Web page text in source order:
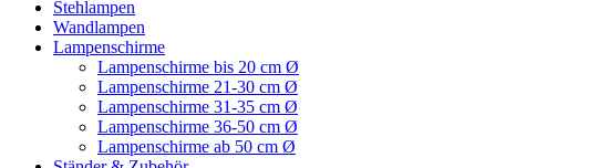
Stehlampen
Wandlampen
Lampenschirme
Lampenschirme bis 20 cm Ø
Lampenschirme 21-30 cm Ø
Lampenschirme 31-35 cm Ø
Lampenschirme 36-50 cm Ø
Lampenschirme ab 50 cm Ø